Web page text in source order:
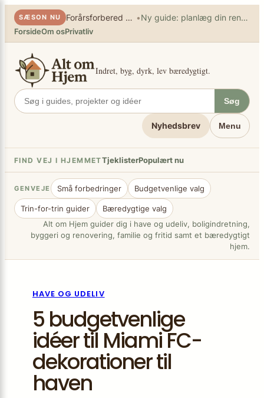
Spring
indhold
SÆSON NU Forårsforbered haven • Ny guide: planlæg din renovering
ForsideOm osPrivatliv
Indret, byg, dyrk, lev bæredygtigt.
Søg
Nyhedsbrev Menu
FIND VEJ I HJEMMETTjeklisterPopulært nu
GENVEJE Små forbedringer Budgetvenlige valg
Trin-for-trin guider
Bæredygtige valg
Alt om Hjem guider dig i have og udeliv, boligindretning,
byggeri og renovering, familie og fritid samt et bæredygtigt
hjem.
HAVE OG UDELIV
5 budgetvenlige
idéer til Miami FC-
dekorationer til
haven